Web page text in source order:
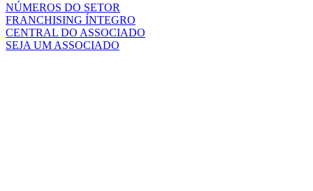
NÚMEROS DO SETOR
FRANCHISING ÍNTEGRO
CENTRAL DO ASSOCIADO
SEJA UM ASSOCIADO